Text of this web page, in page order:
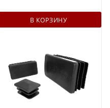
В КОРЗИНУ